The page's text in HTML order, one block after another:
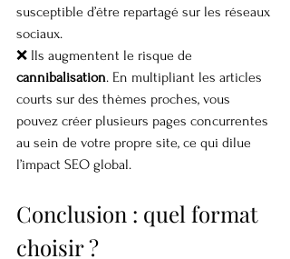
susceptible d’être repartagé sur les réseaux
sociaux.
❌ Ils augmentent le risque de
cannibalisation. En multipliant les articles
courts sur des thèmes proches, vous
pouvez créer plusieurs pages concurrentes
au sein de votre propre site, ce qui dilue
l’impact SEO global.
Conclusion : quel format
choisir ?